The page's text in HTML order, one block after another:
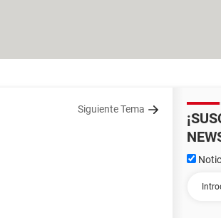
Siguiente Tema